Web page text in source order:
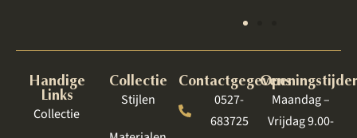
Handige
Links
Collectie
Collectie
Stijlen
Contactgegevens
0527-
683725
Maandag –
Vrijdag 9.00-